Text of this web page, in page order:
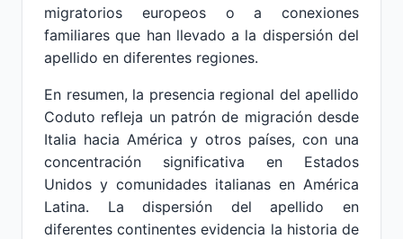
migratorios europeos o a conexiones
familiares que han llevado a la dispersión del
apellido en diferentes regiones.
En resumen, la presencia regional del apellido
Coduto refleja un patrón de migración desde
Italia hacia América y otros países, con una
concentración significativa en Estados
Unidos y comunidades italianas en América
Latina. La dispersión del apellido en
diferentes continentes evidencia la historia de